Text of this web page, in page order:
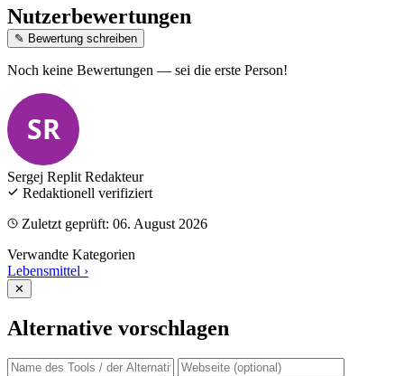
Nutzerbewertungen
✎ Bewertung schreiben
Noch keine Bewertungen — sei die erste Person!
SR
Sergej Replit Redakteur
Redaktionell verifiziert
Zuletzt geprüft: 06. August 2026
Verwandte Kategorien
Lebensmittel ›
✕
Alternative vorschlagen